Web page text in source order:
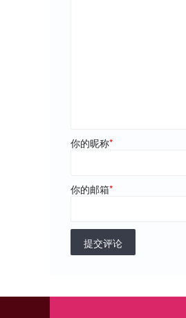
你的昵称*
你的邮箱*
提交评论